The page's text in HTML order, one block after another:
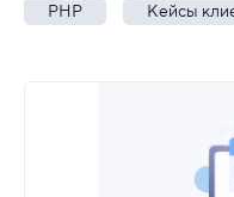
PHP Кейсы